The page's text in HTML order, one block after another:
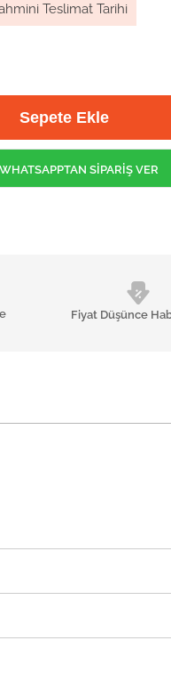
Teslimat Tarihi
Fiyat Düşünce
SİPARİŞ VER